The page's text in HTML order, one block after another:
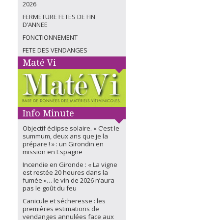
2026
FERMETURE FETES DE FIN
D’ANNEE
FONCTIONNEMENT
FETE DES VENDANGES
Maté Vi
Info Minute
Objectif éclipse solaire. « C’est le
summum, deux ans que je la
prépare ! » : un Girondin en
mission en Espagne
Incendie en Gironde : « La vigne
est restée 20 heures dans la
fumée »… le vin de 2026 n’aura
pas le goût du feu
Canicule et sécheresse : les
premières estimations de
vendanges annulées face aux